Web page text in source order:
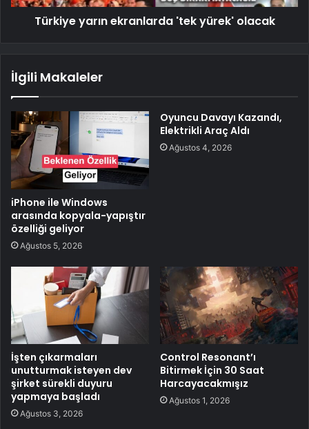
Türkiye yarın ekranlarda 'tek yürek' olacak
İlgili Makaleler
iPhone ile Windows
arasında kopyala-yapıştır
özelliği geliyor
Ağustos 5, 2026
Oyuncu Davayı Kazandı,
Elektrikli Araç Aldı
Ağustos 4, 2026
İşten çıkarmaları
unutturmak isteyen dev
şirket sürekli duyuru
yapmaya başladı
Ağustos 3, 2026
Control Resonant’ı
Bitirmek İçin 30 Saat
Harcayacakmışız
Ağustos 1, 2026